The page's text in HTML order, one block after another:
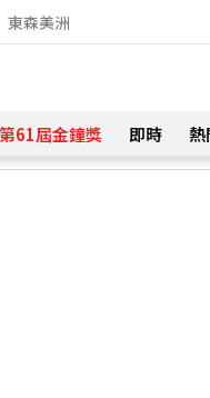
東森美洲
第61屆金鐘獎 即時 熱